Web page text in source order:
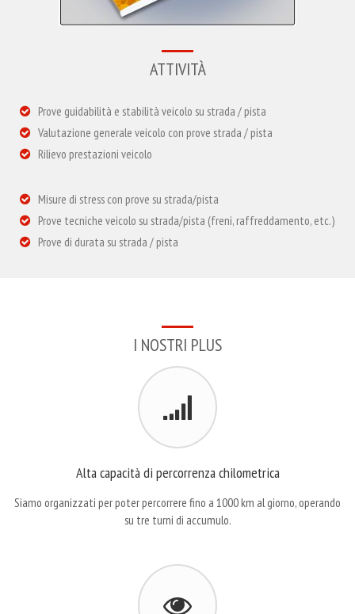
ATTIVITÀ
Prove guidabilità e stabilità veicolo su strada / pista
Valutazione generale veicolo con prove strada / pista
Rilievo prestazioni veicolo
Misure di stress con prove su strada/pista
Prove tecniche veicolo su strada/pista (freni, raffreddamento, etc.)
Prove di durata su strada / pista
I NOSTRI PLUS
Alta capacità di percorrenza chilometrica
Siamo organizzati per poter percorrere fino a 1000 km al giorno, operando
su tre turni di accumulo.